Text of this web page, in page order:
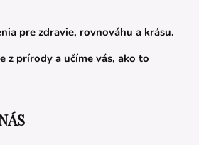
pre zdravie, rovnováhu a krásu.
z prírody a učíme vás, ako to